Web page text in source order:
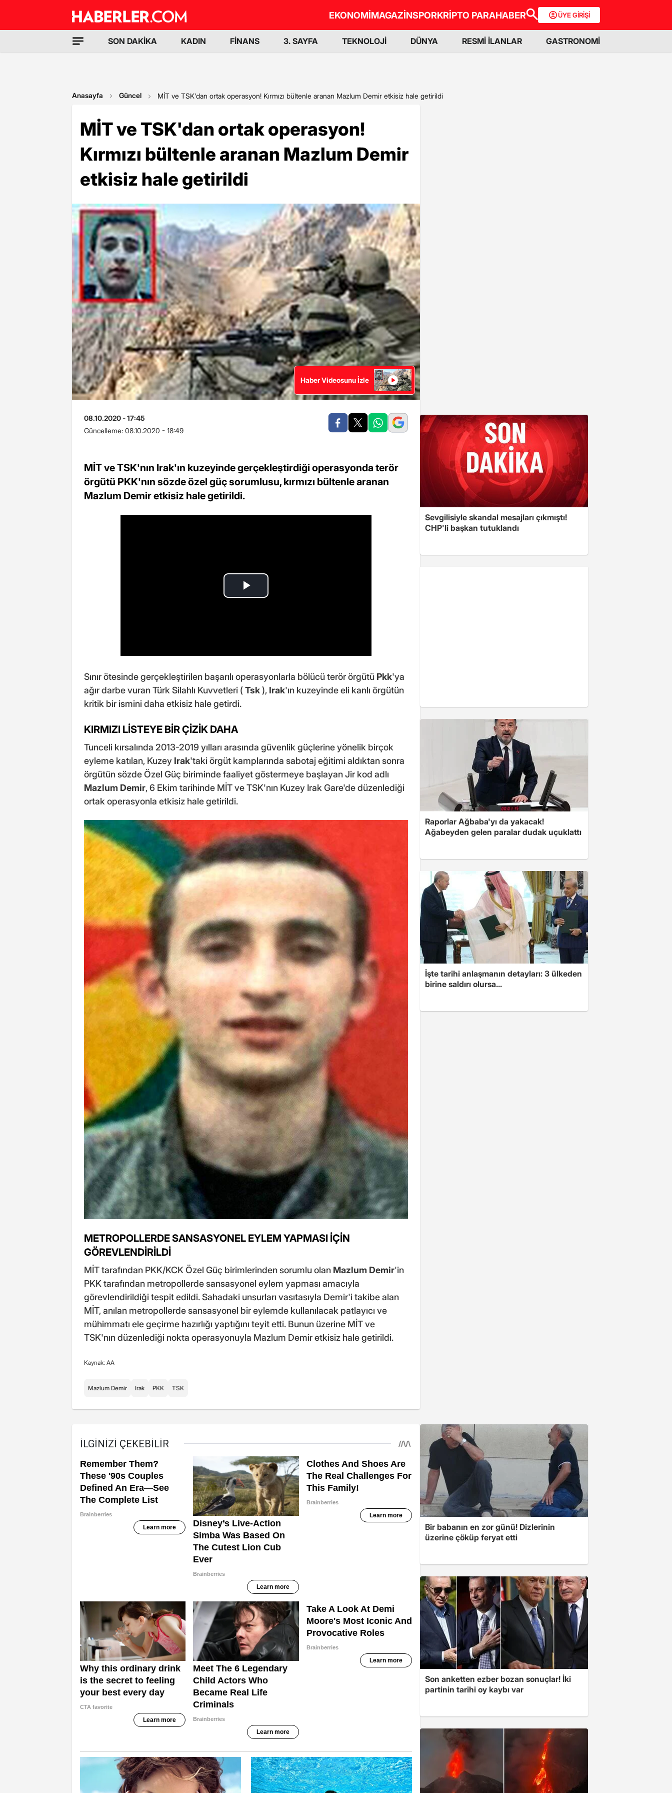
EKONOMİMAGAZİNSPORKRİPTO PARAHABER ÜYE GİRİŞİ
SON DAKİKA KADIN FİNANS 3. SAYFA TEKNOLOJİ DÜNYA RESMİ İLANLAR GASTRONOMİ
Anasayfa Güncel MİT ve TSK'dan ortak operasyon! Kırmızı bültenle aranan Mazlum Demir etkisiz hale getirildi
MİT ve TSK'dan ortak operasyon!
Kırmızı bültenle aranan Mazlum Demir
etkisiz hale getirildi
Haber Videosunu İzle
08.10.2020 - 17:45
Güncelleme: 08.10.2020 - 18:49
MİT ve TSK'nın Irak'ın kuzeyinde gerçekleştirdiği operasyonda terör
örgütü PKK'nın sözde özel güç sorumlusu, kırmızı bültenle aranan
Mazlum Demir etkisiz hale getirildi.
Sınır ötesinde gerçekleştirilen başarılı operasyonlarla bölücü terör örgütü Pkk'ya
ağır darbe vuran Türk Silahlı Kuvvetleri ( Tsk), Irak'ın kuzeyinde eli kanlı örgütün
kritik bir ismini daha etkisiz hale getirdi.
KIRMIZI LİSTEYE BİR ÇİZİK DAHA
Tunceli kırsalında 2013-2019 yılları arasında güvenlik güçlerine yönelik birçok
eyleme katılan, Kuzey Irak'taki örgüt kamplarında sabotaj eğitimi aldıktan sonra
örgütün sözde Özel Güç biriminde faaliyet göstermeye başlayan Jir kod adlı
Mazlum Demir, 6 Ekim tarihinde MİT ve TSK'nın Kuzey Irak Gare'de düzenlediği
ortak operasyonla etkisiz hale getirildi.
METROPOLLERDE SANSASYONEL EYLEM YAPMASI İÇİN
GÖREVLENDİRİLDİ
MİT tarafından PKK/KCK Özel Güç birimlerinden sorumlu olan Mazlum Demir'in
PKK tarafından metropollerde sansasyonel eylem yapması amacıyla
görevlendirildiği tespit edildi. Sahadaki unsurları vasıtasıyla Demir'i takibe alan
MİT, anılan metropollerde sansasyonel bir eylemde kullanılacak patlayıcı ve
mühimmatı ele geçirme hazırlığı yaptığını teyit etti. Bunun üzerine MİT ve
TSK'nın düzenlediği nokta operasyonuyla Mazlum Demir etkisiz hale getirildi.
Kaynak: AA
Mazlum Demir Irak PKK TSK
Sevgilisiyle skandal mesajları çıkmıştı!
CHP'li başkan tutuklandı
Raporlar Ağbaba'yı da yakacak!
Ağabeyden gelen paralar dudak uçuklattı
İşte tarihi anlaşmanın detayları: 3 ülkeden
birine saldırı olursa...
Bir babanın en zor günü! Dizlerinin
üzerine çöküp feryat etti
Son anketten ezber bozan sonuçlar! İki
partinin tarihi oy kaybı var